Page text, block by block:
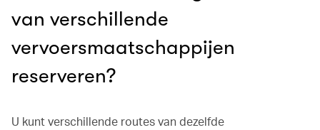
van verschillende
vervoersmaatschappijen
reserveren?
U kunt verschillende routes van dezelfde